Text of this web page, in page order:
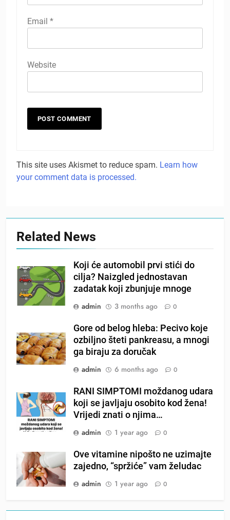
Email *
Website
This site uses Akismet to reduce spam. Learn how
your comment data is processed.
Related News
Koji će automobil prvi stići do
cilja? Naizgled jednostavan
zadatak koji zbunjuje mnoge
admin
3 months ago 0
Gore od belog hleba: Pecivo koje
ozbiljno šteti pankreasu, a mnogi
ga biraju za doručak
admin
6 months ago 0
RANI SIMPTOMI moždanog udara
koji se javljaju osobito kod žena!
Vrijedi znati o njima…
admin
1 year ago 0
Ove vitamine nipošto ne uzimajte
zajedno, “spržiće” vam želudac
admin
1 year ago 0